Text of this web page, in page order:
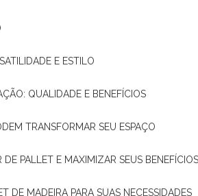
E ESTILO
QUALIDADE E BENEFÍCIOS
TRANSFORMAR SEU ESPAÇO
DE PALLET E MAXIMIZAR SEUS BENEFÍCIOS
DE MADEIRA PARA SUAS NECESSIDADES